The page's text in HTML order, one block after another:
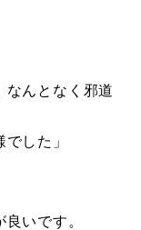
なんとなく邪道
した」
いです。